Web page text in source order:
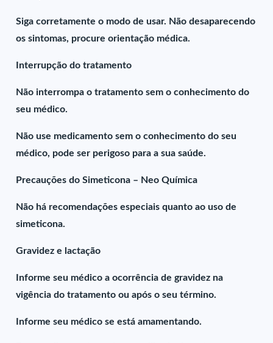
Siga corretamente o modo de usar. Não desaparecendo
os sintomas, procure orientação médica.
Interrupção do tratamento
Não interrompa o tratamento sem o conhecimento do
seu médico.
Não use medicamento sem o conhecimento do seu
médico, pode ser perigoso para a sua saúde.
Precauções do Simeticona – Neo Química
Não há recomendações especiais quanto ao uso de
simeticona.
Gravidez e lactação
Informe seu médico a ocorrência de gravidez na
vigência do tratamento ou após o seu término.
Informe seu médico se está amamentando.